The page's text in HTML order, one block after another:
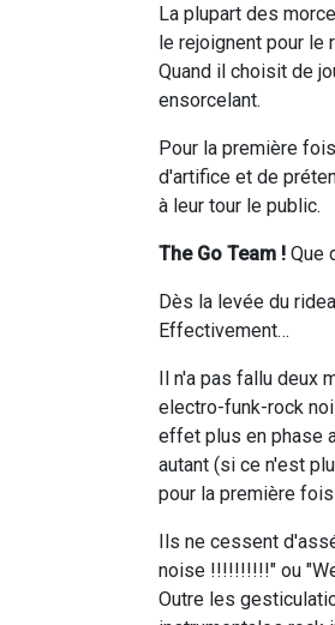
La plupart des
le rejoignent pour le
Quand il choisit de
ensorcelant.
Pour la première
d'artifice et de
à leur tour le public.
The Go Team ! Que
Dès la levée du
Effectivement…
Il n'a pas fallu deux
electro-funk-rock
effet plus en phase
autant (si ce n'est
pour la première
Ils ne cessent
noise !!!!!!!!!!" ou
Outre les